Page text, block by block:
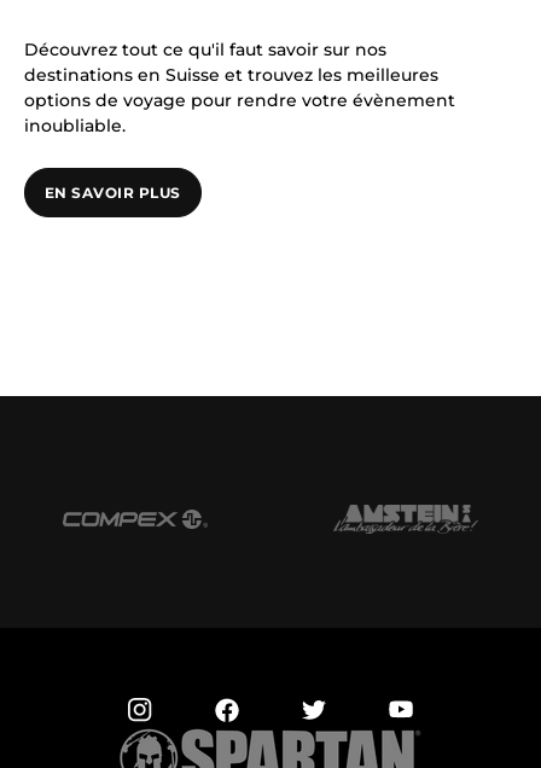
Découvrez tout ce qu'il faut savoir sur nos
destinations en Suisse et trouvez les meilleures
options de voyage pour rendre votre évènement
inoubliable.
EN SAVOIR PLUS